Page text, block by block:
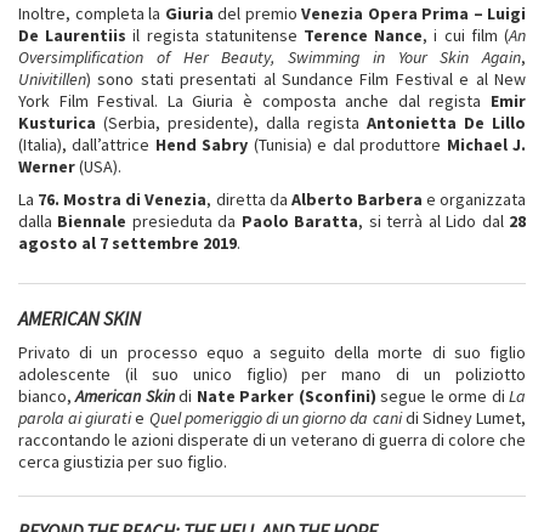
Inoltre, completa la Giuria del premio Venezia Opera Prima – Luigi
De Laurentiis il regista statunitense Terence Nance, i cui film (An
Oversimplification of Her Beauty, Swimming in Your Skin Again,
Univitillen) sono stati presentati al Sundance Film Festival e al New
York Film Festival. La Giuria è composta anche dal regista Emir
Kusturica (Serbia, presidente), dalla regista Antonietta De Lillo
(Italia), dall’attrice Hend Sabry (Tunisia) e dal produttore Michael J.
Werner(USA).
La 76. Mostra di Venezia, diretta da Alberto Barbera e organizzata
dalla Biennale presieduta da Paolo Baratta, si terrà al Lido dal 28
agosto al 7 settembre 2019.
AMERICAN SKIN
Privato di un processo equo a seguito della morte di suo figlio
adolescente (il suo unico figlio) per mano di un poliziotto
bianco,American Skindi Nate Parker (Sconfini) segue le orme diLa
parola ai giuratie Quel pomeriggio di un giorno da canidi Sidney Lumet,
raccontando le azioni disperate di un veterano di guerra di colore che
cerca giustizia per suo figlio.